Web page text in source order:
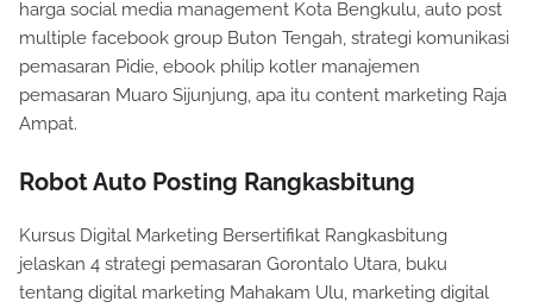
harga social media management Kota Bengkulu, auto post
multiple facebook group Buton Tengah, strategi komunikasi
pemasaran Pidie, ebook philip kotler manajemen
pemasaran Muaro Sijunjung, apa itu content marketing Raja
Ampat.
Robot Auto Posting Rangkasbitung
Kursus Digital Marketing Bersertifikat Rangkasbitung
jelaskan 4 strategi pemasaran Gorontalo Utara, buku
tentang digital marketing Mahakam Ulu, marketing digital